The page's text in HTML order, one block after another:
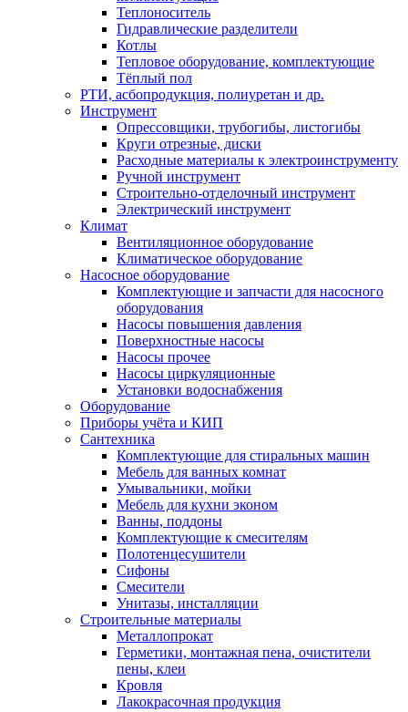
Теплоноситель
Гидравлические разделители
Котлы
Тепловое оборудование, комплектующие
Тёплый пол
РТИ, асбопродукция, полиуретан и др.
Инструмент
Опрессовщики, трубогибы, листогибы
Круги отрезные, диски
Расходные материалы к электроинструменту
Ручной инструмент
Строительно-отделочный инструмент
Электрический инструмент
Климат
Вентиляционное оборудование
Климатическое оборудование
Насосное оборудование
Комплектующие и запчасти для насосного
оборудования
Насосы повышения давления
Поверхностные насосы
Насосы прочее
Насосы циркуляционные
Установки водоснабжения
Оборудование
Приборы учёта и КИП
Сантехника
Комплектующие для стиральных машин
Мебель для ванных комнат
Умывальники, мойки
Мебель для кухни эконом
Ванны, поддоны
Комплектующие к смесителям
Полотенцесушители
Сифоны
Смесители
Унитазы, инсталляции
Строительные материалы
Металлопрокат
Герметики, монтажная пена, очистители
пены, клеи
Кровля
Лакокрасочная продукция